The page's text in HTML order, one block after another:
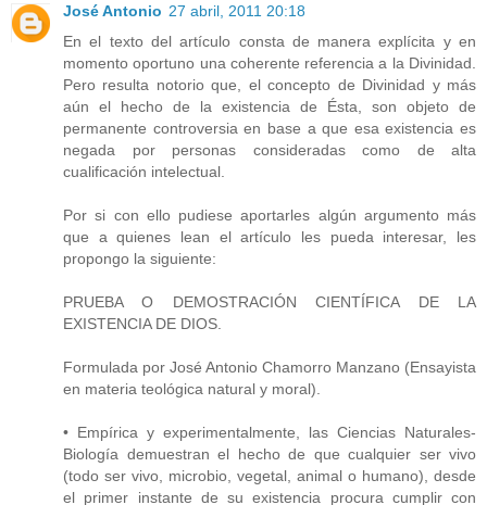
José Antonio 27 abril, 2011 20:18
En el texto del artículo consta de manera explícita y en
momento oportuno una coherente referencia a la Divinidad.
Pero resulta notorio que, el concepto de Divinidad y más
aún el hecho de la existencia de Ésta, son objeto de
permanente controversia en base a que esa existencia es
negada por personas consideradas como de alta
cualificación intelectual.
Por si con ello pudiese aportarles algún argumento más
que a quienes lean el artículo les pueda interesar, les
propongo la siguiente:
PRUEBA O DEMOSTRACIÓN CIENTÍFICA DE LA
EXISTENCIA DE DIOS.
Formulada por José Antonio Chamorro Manzano (Ensayista
en materia teológica natural y moral).
• Empírica y experimentalmente, las Ciencias Naturales-
Biología demuestran el hecho de que cualquier ser vivo
(todo ser vivo, microbio, vegetal, animal o humano), desde
el primer instante de su existencia procura cumplir con